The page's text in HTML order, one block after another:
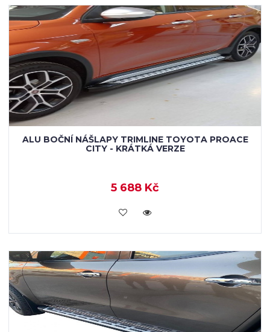
ALU BOČNÍ NÁŠLAPY TRIMLINE TOYOTA PROACE
CITY - KRÁTKÁ VERZE
5 688 Kč
KOUPIT